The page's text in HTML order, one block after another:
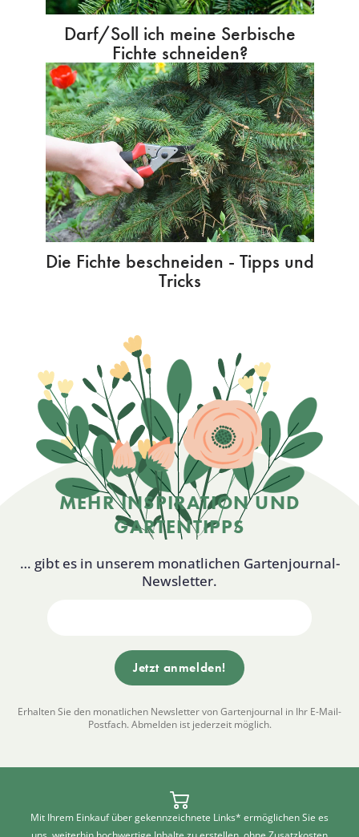
Darf/Soll ich meine Serbische
Fichte schneiden?
Die Fichte beschneiden - Tipps und
Tricks
MEHR INSPIRATION UND
GARTENTIPPS
… gibt es in unserem monatlichen Gartenjournal-
Newsletter.
Erhalten Sie den monatlichen Newsletter von Gartenjournal in Ihr E-Mail-
Postfach. Abmelden ist jederzeit möglich.
Mit Ihrem Einkauf über gekennzeichnete Links* ermöglichen Sie es